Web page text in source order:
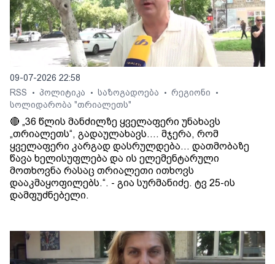
09-07-2026 22:58
RSS
• პოლიტიკა • საზოგადოება • რეგიონი •
სოლიდარობა "თრიალეთს"
🔴 „36 წლის მანძილზე ყველაფერი უნახავს
„თრიალეთს“, გადაულახავს.... მჯერა, რომ
ყველაფერი კარგად დასრულდება... დათმობაზე
წავა ხელისუფლება და ის ელემენტარული
მოთხოვნა რასაც თრიალეთი ითხოვს
დააკმაყოფილებს.“. - გია სურმანიძე. ტვ 25-ის
დამფუძნებელი.